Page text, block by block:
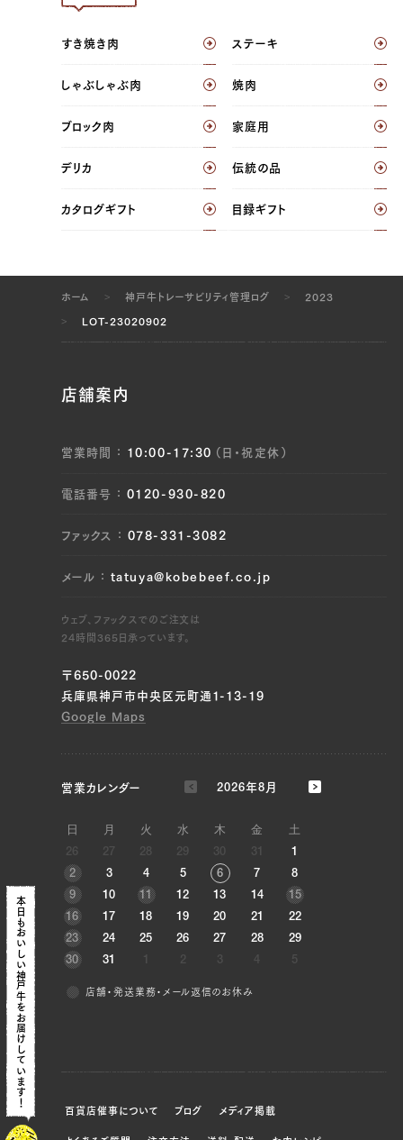
ウチヒラ（左）, ウチヒラ（右）, マル（左）, マル
（右）, ラムイチ（左）, ラムイチ（右）
ブリスケ（左）, ブリスケ（右）
JP1409283841
ウデ（左）, ウデ（右）, トンビ（左）, トンビ（右）,
ウチヒラ（左）, ウチヒラ（右）, マル（左）, マル
JP1354784295
ウデ（左）, ウデ（右）, トンビ（左）, トンビ（右）
ブリスケ（左）, ブリスケ（右）
（右）, トンビ（左）, トンビ（右）, ウチヒラ（左）,
（左）, ラムイチ（右）
JP1630408594
（右）, トンビ（左）, トンビ（右）
ブリスケ（左）, ブリスケ（右）
ブリスケ（右）, マエチマキ（左）, マエチマキ
モチマキ（右）
JP1409284312
三角バラ（左）, 三角バラ（右）, ブリスケ（左）,
JP1391901464
すき焼き肉 ステーキ
しゃぶしゃぶ肉 焼肉
ブロック肉 家庭用
デリカ 伝統の品
カタログギフト 目録ギフト
ホーム 神戸牛トレーサビリティ管理ログ 2023
LOT-23020902
店舗案内
営業時間 10:00-17:30（日・祝定休）
電話番号 0120-930-820
ファックス 078-331-3082
メール tatuya@kobebeef.co.jp
ウェブ、ファックスでのご注文は
24時間365日承っています。
〒650-0022
兵庫県神戸市中央区元町通1-13-19
Google Maps
営業カレンダー 2026年8月
日 月 火 水 木 金
土
26
27 28 29 30 31
1
2
3 4 5 6 7
8
9
10 11 12 13 14
15
16
17 18 19 20 21
22
23
24 25 26 27 28
29
30
31 1 2 3 4 5
店舗・発送業務・メール返信のお休み
百貨店催事について ブログ メディア掲載
本日も
おいしい神戸牛を
お届けしています！